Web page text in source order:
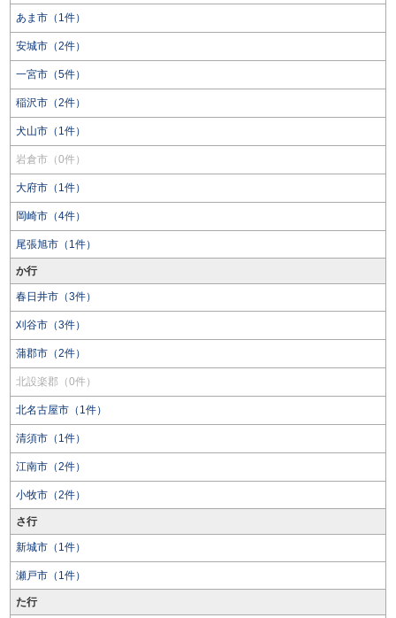
あま市（1件）
安城市（2件）
一宮市（5件）
稲沢市（2件）
犬山市（1件）
岩倉市（0件）
大府市（1件）
岡崎市（4件）
尾張旭市（1件）
か行
春日井市（3件）
刈谷市（3件）
蒲郡市（2件）
北設楽郡（0件）
北名古屋市（1件）
清須市（1件）
江南市（2件）
小牧市（2件）
さ行
新城市（1件）
瀬戸市（1件）
た行